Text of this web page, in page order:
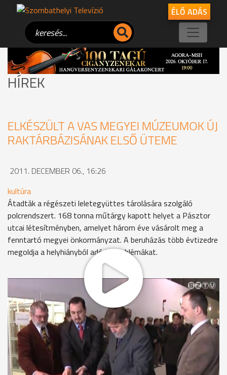
ÉLŐ ADÁS
HÍREK
ELKÉSZÜLT A VAS MEGYEI MÚZEUMOK ÚJ
RAKTÁRBÁZISÁNAK ELSŐ ÜTEME
2011. DECEMBER 06., 16:26
kultúra
Átadták a régészeti leletegyüttes tárolására szolgáló
polcrendszert. 168 tonna műtárgy kapott helyet a Pásztor
utcai létesítményben, amelyet három éve vásárolt meg a
fenntartó megyei önkormányzat. A beruházás több évtizedre
megoldja a helyhiányból adódó problémákat.
Egy több száz éves kályhacsempe gyűjtemény volt az utolsó
műtárgyegyüttes, amit még a Szöllősi kastélyban tároltak.
Tegnap ezt is autóra pakolták és elszállították a Savaria
Múzeum munkatársai. Éveken át ebben az épületben,
mostoha körülmények között raktározták a régészeti
leleteket. A helyiségek most teljesen üresek, az épület eladó.
Kovács Ferenc - elnök, Vas Megyei Közgyűlés